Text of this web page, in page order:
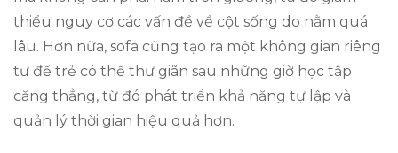
thiểu nguy cơ các vấn đề về cột sống do nằm quá
lâu. Hơn nữa, sofa cũng tạo ra một không gian riêng
tư để trẻ có thể thư giãn sau những giờ học tập
căng thẳng, từ đó phát triển khả năng tự lập và
quản lý thời gian hiệu quả hơn.